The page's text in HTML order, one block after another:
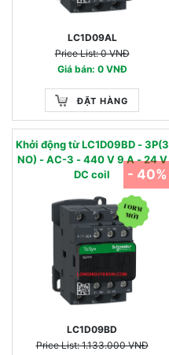
LC1D09AL
Price List: 0 VNĐ
Giá bán: 0 VNĐ
ĐẶT HÀNG
Khởi động từ LC1D09BD - 3P(3
NO) - AC-3 - 440 V 9 A - 24 V
DC coil
LC1D09BD
Price List: 1.133.000 VNĐ
- 40%